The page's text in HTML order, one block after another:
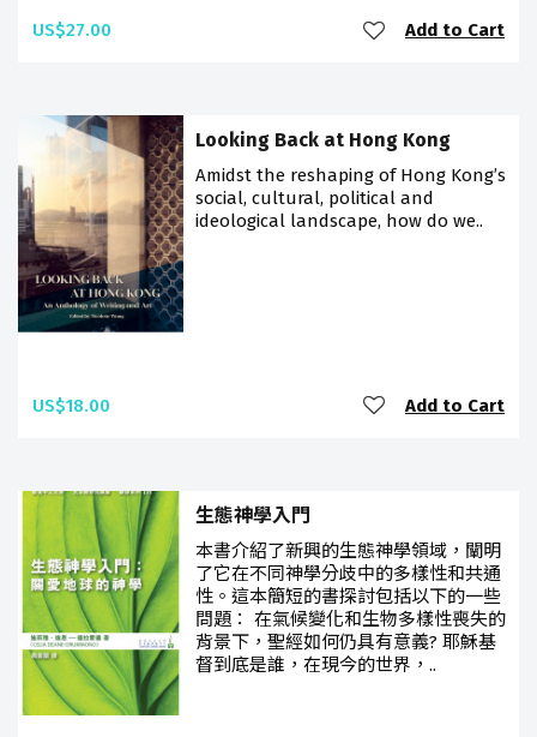
US$27.00 Add to Cart
Looking Back at Hong Kong
Amidst the reshaping of Hong Kong’s
social, cultural, political and
ideological landscape, how do we..
US$18.00 Add to Cart
生態神學入門
本書介紹了新興的生態神學領域，闡明
了它在不同神學分歧中的多樣性和共通
性。這本簡短的書探討包括以下的一些
問題： 在氣候變化和生物多樣性喪失的
背景下，聖經如何仍具有意義? 耶穌基
督到底是誰，在現今的世界，..